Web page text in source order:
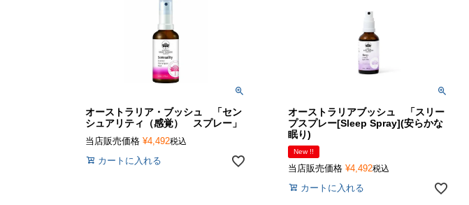
オーストラリア・ブッシュ 「セン
シュアリティ（感覚） スプレー」
当店販売価格 ¥4,492税込
カートに入れる
オーストラリアブッシュ 「スリー
プスプレー[Sleep Spray](安らかな
眠り)
New !!
当店販売価格 ¥4,492税込
カートに入れる